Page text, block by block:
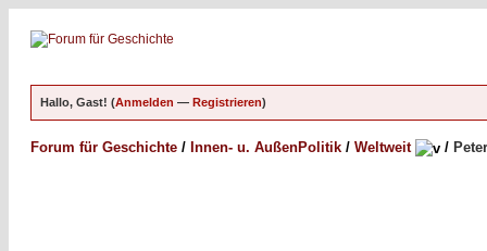
Hallo, Gast! (Anmelden — Registrieren)
Forum für Geschichte / Innen- u. AußenPolitik / Weltweit /